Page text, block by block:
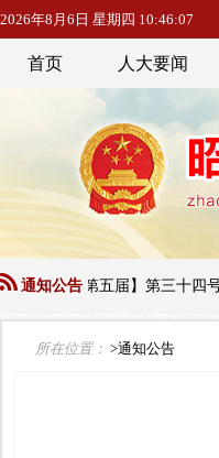
2026年8月6日 星期四 10:46:07
首页 人大要闻
通知公告
告【第五届】第三十四号
所在位置： >通知公告